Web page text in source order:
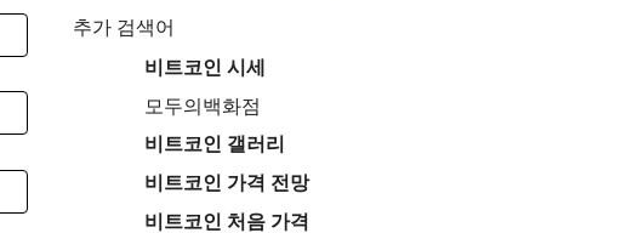
추가 검색어
비트코인 시세
모두의백화점
비트코인 갤러리
비트코인 가격 전망
비트코인 처음 가격